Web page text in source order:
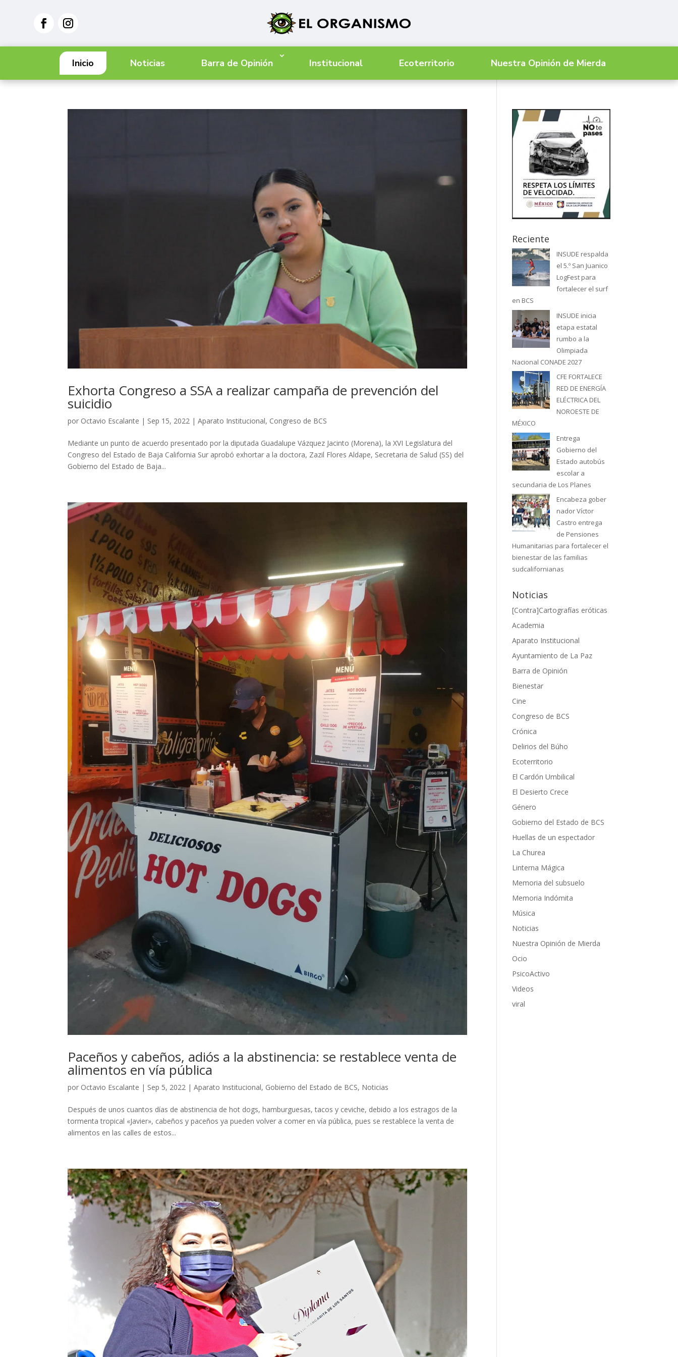
Inicio Noticias Barra de Opinión Institucional Ecoterritorio Nuestra Opinión de Mierda
Exhorta Congreso a SSA a realizar campaña de prevención del
suicidio
por Octavio Escalante | Sep 15, 2022 |Aparato Institucional, Congreso de BCS
Mediante un punto de acuerdo presentado por la diputada Guadalupe Vázquez Jacinto (Morena), la XVI Legislatura del
Congreso del Estado de Baja California Sur aprobó exhortar a la doctora, Zazil Flores Aldape, Secretaria de Salud (SS) del
Gobierno del Estado de Baja...
Paceños y cabeños, adiós a la abstinencia: se restablece venta de
alimentos en vía pública
por Octavio Escalante | Sep 5, 2022 |Aparato Institucional, Gobierno del Estado de BCS, Noticias
Después de unos cuantos días de abstinencia de hot dogs, hamburguesas, tacos y ceviche, debido a los estragos de la
tormenta tropical «Javier», cabeños y paceños ya pueden volver a comer en vía pública, pues se restablece la venta de
alimentos en las calles de estos...
Reciente
INSUDE respalda
el 5.º San Juanico
LogFest para
fortalecer el surf
en BCS
INSUDE inicia
etapa estatal
rumbo a la
Olimpiada
Nacional CONADE 2027
CFE FORTALECE
RED DE ENERGÍA
ELÉCTRICA DEL
NOROESTE DE
MÉXICO
Entrega
Gobierno del
Estado autobús
escolar a
secundaria de Los Planes
Encabeza gober
nador Víctor
Castro entrega
de Pensiones
Humanitarias para fortalecer el
bienestar de las familias
sudcalifornianas
Noticias
[Contra]Cartografías eróticas
Academia
Aparato Institucional
Ayuntamiento de La Paz
Barra de Opinión
Bienestar
Cine
Congreso de BCS
Crónica
Delirios del Búho
Ecoterritorio
El Cardón Umbilical
El Desierto Crece
Género
Gobierno del Estado de BCS
Huellas de un espectador
La Churea
Linterna Mágica
Memoria del subsuelo
Memoria Indómita
Música
Noticias
Nuestra Opinión de Mierda
Ocio
PsicoActivo
Videos
viral